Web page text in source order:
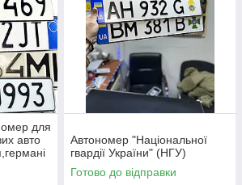
для
авто
Автономер "Національної
гвардії України" (НГУ)
Готово до відправки